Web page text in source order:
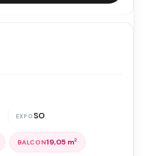
SO
19,05 m2